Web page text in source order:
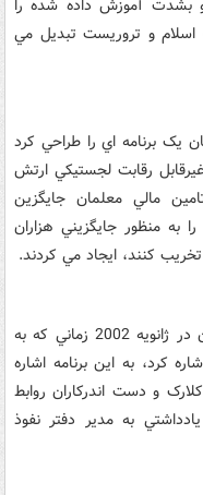
بشدت آموزش داده شده را
اسلام و تروريست تبديل مي
يک برنامه اي را طراحي کرد
رقابت لجستيکي ارتش
مالي معلمان جايگزين
به منظور جايگزيني هزاران
کنند، ايجاد مي کردند.
"پرويز مشرف"، رئيس جمهور سابق پاکستان در ژانويه 2002 زماني که به
کرد، به اين برنامه اشاره
و دست اندرکاران روابط
به مدير دفتر نفوذ